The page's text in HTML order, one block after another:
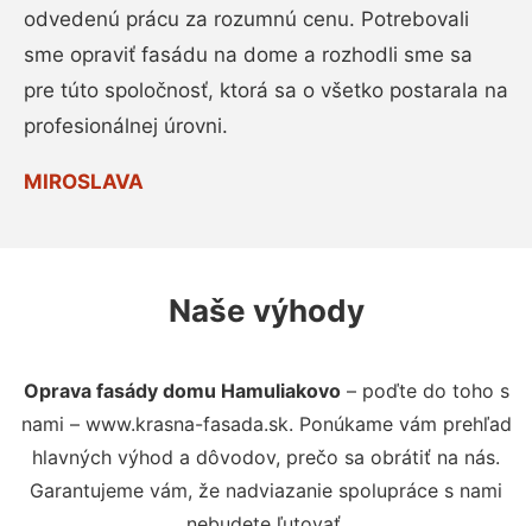
odvedenú prácu za rozumnú cenu. Potrebovali
sme opraviť fasádu na dome a rozhodli sme sa
pre túto spoločnosť, ktorá sa o všetko postarala na
profesionálnej úrovni.
MIROSLAVA
Naše výhody
Oprava fasády domu Hamuliakovo– poďte do toho s
nami – www.krasna-fasada.sk. Ponúkame vám prehľad
hlavných výhod a dôvodov, prečo sa obrátiť na nás.
Garantujeme vám, že nadviazanie spolupráce s nami